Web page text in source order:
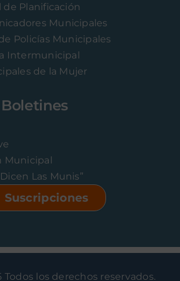
de Planificación
Municipales
Policías Municipales
Intermunicipal
de la Mujer
Municipal
Las Munis”
Suscripciones
Todos los derechos reservados.